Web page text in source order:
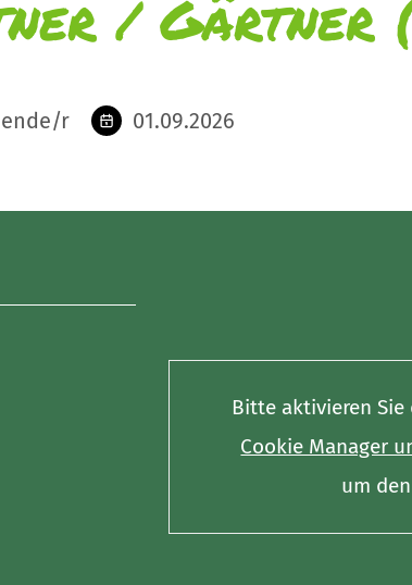
/ Gärtner
r 01.09.2026
Bitte aktivieren Sie
Cookie Manager
um